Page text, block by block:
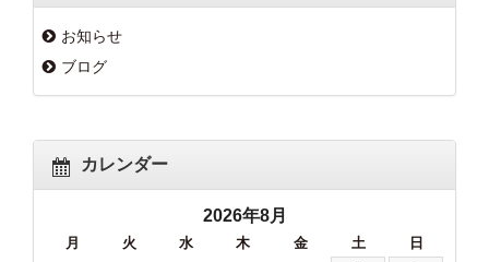
お知らせ
ブログ
カレンダー
2026年8月
月 火 水 木 金 土 日